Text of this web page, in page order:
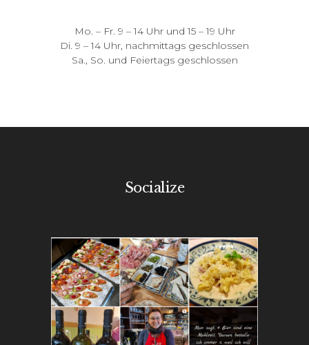
Mo. – Fr. 9 – 14 Uhr und 15 – 19 Uhr
Di. 9 – 14 Uhr, nachmittags geschlossen
Sa., So. und Feiertags geschlossen
Socialize